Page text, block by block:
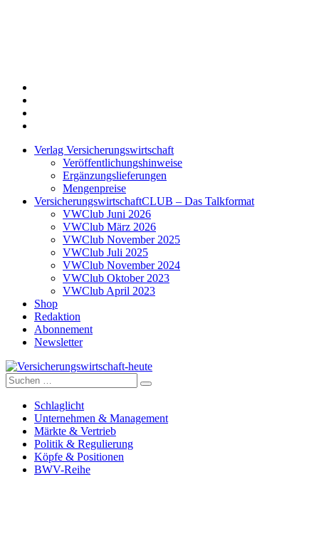
Verlag Versicherungswirtschaft
Veröffentlichungshinweise
Ergänzungslieferungen
Mengenpreise
VersicherungswirtschaftCLUB – Das Talkformat
VWClub Juni 2026
VWClub März 2026
VWClub November 2025
VWClub Juli 2025
VWClub November 2024
VWClub Oktober 2023
VWClub April 2023
Shop
Redaktion
Abonnement
Newsletter
Versicherungswirtschaft-heute
Suche
nach:
Schlaglicht
Unternehmen & Management
Märkte & Vertrieb
Politik & Regulierung
Köpfe & Positionen
BWV-Reihe